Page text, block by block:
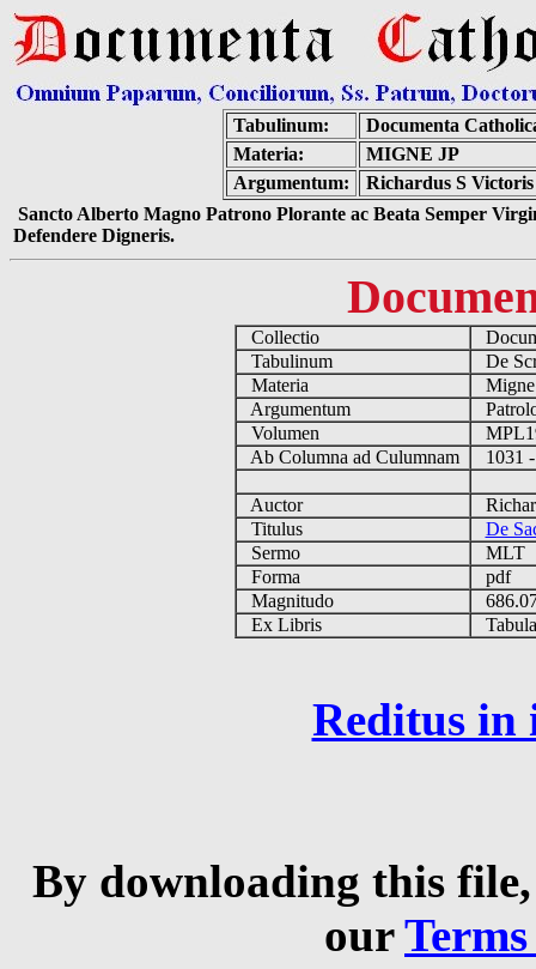
Tabulinum:
Documenta
Materia:
MIGNE JP
Argumentum:
Richardus S
Sancto Alberto Magno Patrono Plorante ac Beata Semper
Defendere Digneris.
Collectio
Tabulinum
De
Materia
Argumentum
Volumen
Ab Columna ad Culumnam
1031
Auctor
Titulus
De
Sermo
MLT
Forma
pdf
Magnitudo
Ex Libris
Reditus in
By downloading this
our